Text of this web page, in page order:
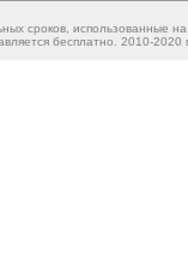
сроков, использованные
бесплатно. 2010-2020